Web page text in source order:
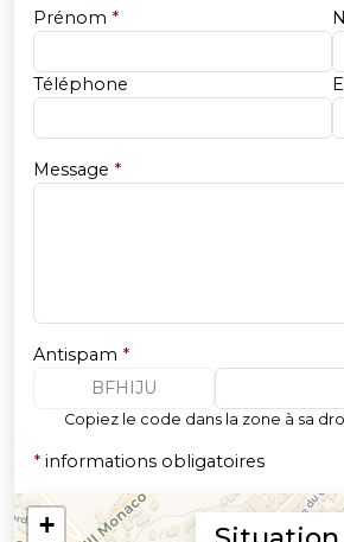
Prénom *
Téléphone
Message *
Antispam *
BFHIJU
Copiez le code dans la zone à sa
* informations obligatoires